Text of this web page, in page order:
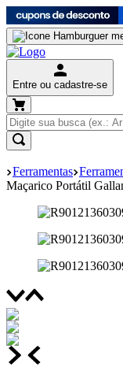
Entre ou cadastre-se
Ferramentas
Maçarico Portátil